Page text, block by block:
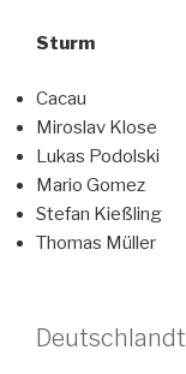
Sturm
Cacau
Miroslav Klose
Lukas Podolski
Mario Gomez
Stefan Kießling
Thomas Müller